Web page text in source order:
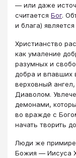
― или даже
считается Бог.
и блага)
Христианство
как умаление
разумных и
добра и впавших
верховный
Диаволом.
демонами,
во вражде с
начать творить
Люди же
Божия ― Иисуса